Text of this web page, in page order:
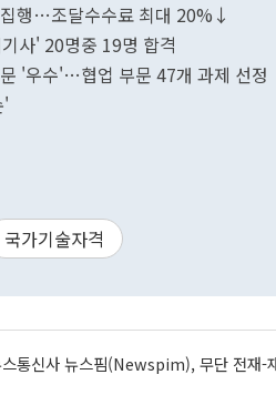
행…조달수수료 최대 20%↓
사' 20명중 19명 합격
'우수'…협업 부문 47개 과제 선정
'
국가기술자격
통신사 뉴스핌(Newspim), 무단 전재-